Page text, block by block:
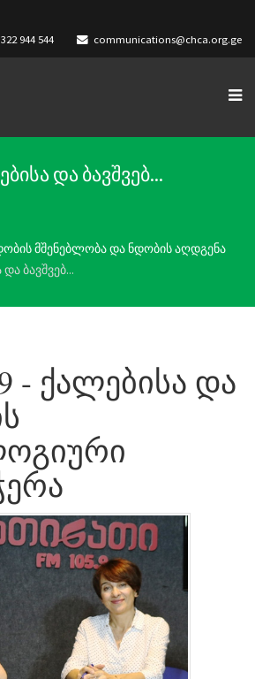
944 544 communications@chca.org.ge
და ბავშვებ...
მშენებლობა და ნდობის აღდგენა
და ბავშვებ...
- ქალებისა და